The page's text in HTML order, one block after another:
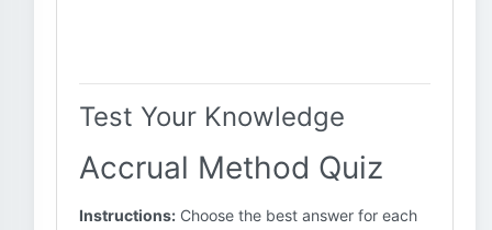
Test Your Knowledge
Accrual Method Quiz
Instructions: Choose the best answer for each